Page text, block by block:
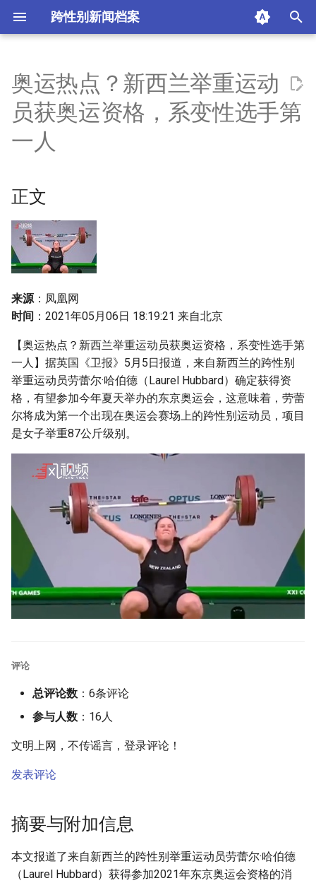
跨性别新闻档案
i
t
z
i
n
e
a
r
c
正文
附加信息 [Processed Page
奥运热点？新西兰举重运动
员获奥运资格，系变性选手第
一人
正文
来源：凤凰网
时间 ：2021年05月06日 18:19:21 来自北京
【奥运热点？新西兰举重运动员获奥运资格，系变性选手第
一人】据英国《卫报》5月5日报道，来自新西兰的跨性别
举重运动员劳蕾尔·哈伯德（Laurel Hubbard）确定获得资
格，有望参加今年夏天举办的东京奥运会，这意味着，劳蕾
尔将成为第一个出现在奥运会赛场上的跨性别运动员，项目
是女子举重87公斤级别。
评论
总评论数 ：6条评论
参与人数 ：16人
文明上网，不传谣言，登录评论！
发表评论
摘要与附加信息
本文报道了来自新西兰的跨性别举重运动员劳蕾尔·哈伯德
（Laurel Hubbard）获得参加2021年东京奥运会资格的消